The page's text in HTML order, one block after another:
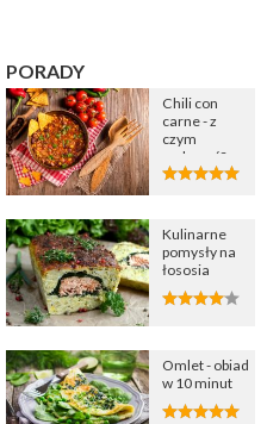
PORADY
Chili con
carne - z
czym
podawać?
Kulinarne
pomysły na
łososia
Omlet - obiad
w 10 minut